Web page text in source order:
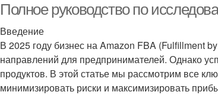
Полное руководство по
Введение
В 2025 году бизнес на Amazon FBA (Fulfillment
направлений для предпринимателей. Однако
продуктов. В этой статье мы рассмотрим все
минимизировать риски и максимизировать